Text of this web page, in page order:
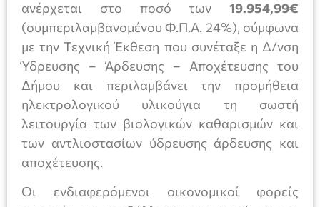
ανέρχεται στο ποσό των 19.954,99€
(συμπεριλαμβανομένου Φ.Π.Α. 24%), σύμφωνα
με την Τεχνική Έκθεση που συνέταξε η Δ/νση
Ύδρευσης – Άρδευσης – Αποχέτευσης του
Δήμου και περιλαμβάνει την προμήθεια
ηλεκτρολογικού υλικούγια τη σωστή
λειτουργία των βιολογικών καθαρισμών και
των αντλιοστασίων ύδρευσης άρδευσης και
αποχέτευσης.
Οι ενδιαφερόμενοι οικονομικοί φορείς